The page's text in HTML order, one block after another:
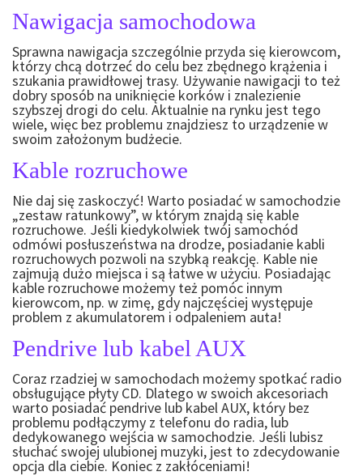
Nawigacja samochodowa
Sprawna nawigacja szczególnie przyda się kierowcom,
którzy chcą dotrzeć do celu bez zbędnego krążenia i
szukania prawidłowej trasy. Używanie nawigacji to też
dobry sposób na uniknięcie korków i znalezienie
szybszej drogi do celu. Aktualnie na rynku jest tego
wiele, więc bez problemu znajdziesz to urządzenie w
swoim założonym budżecie.
Kable rozruchowe
Nie daj się zaskoczyć! Warto posiadać w samochodzie
„zestaw ratunkowy”, w którym znajdą się kable
rozruchowe. Jeśli kiedykolwiek twój samochód
odmówi posłuszeństwa na drodze, posiadanie kabli
rozruchowych pozwoli na szybką reakcję. Kable nie
zajmują dużo miejsca i są łatwe w użyciu. Posiadając
kable rozruchowe możemy też pomóc innym
kierowcom, np. w zimę, gdy najczęściej występuje
problem z akumulatorem i odpaleniem auta!
Pendrive lub kabel AUX
Coraz rzadziej w samochodach możemy spotkać radio
obsługujące płyty CD. Dlatego w swoich akcesoriach
warto posiadać pendrive lub kabel AUX, który bez
problemu podłączymy z telefonu do radia, lub
dedykowanego wejścia w samochodzie. Jeśli lubisz
słuchać swojej ulubionej muzyki, jest to zdecydowanie
opcja dla ciebie. Koniec z zakłóceniami!